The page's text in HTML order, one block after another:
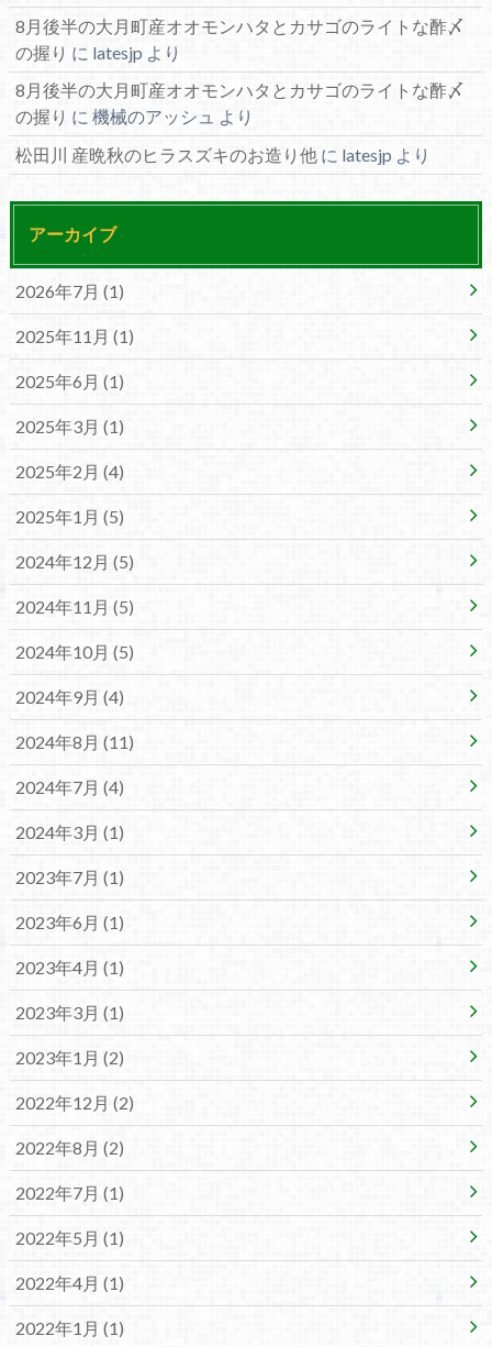
8月後半の大月町産オオモンハタとカサゴのライトな酢〆
の握り に latesjp より
8月後半の大月町産オオモンハタとカサゴのライトな酢〆
の握り に 機械のアッシュ より
松田川 産晩秋のヒラスズキのお造り他に latesjp より
アーカイブ
2026年7月 (1)
2025年11月 (1)
2025年6月 (1)
2025年3月 (1)
2025年2月 (4)
2025年1月 (5)
2024年12月 (5)
2024年11月 (5)
2024年10月 (5)
2024年9月 (4)
2024年8月 (11)
2024年7月 (4)
2024年3月 (1)
2023年7月 (1)
2023年6月 (1)
2023年4月 (1)
2023年3月 (1)
2023年1月 (2)
2022年12月 (2)
2022年8月 (2)
2022年7月 (1)
2022年5月 (1)
2022年4月 (1)
2022年1月 (1)